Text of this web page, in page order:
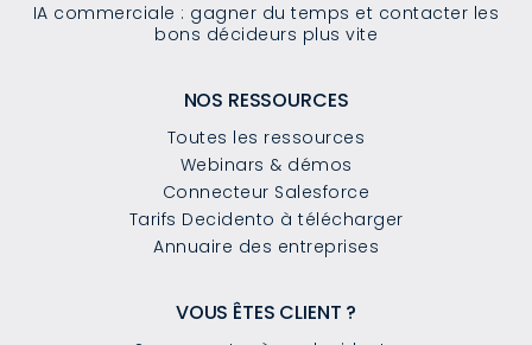
IA commerciale : gagner du temps et contacter les
bons décideurs plus vite
NOS RESSOURCES
Toutes les ressources
Webinars & démos
Connecteur Salesforce
Tarifs Decidento à télécharger
Annuaire des entreprises
VOUS ÊTES CLIENT ?